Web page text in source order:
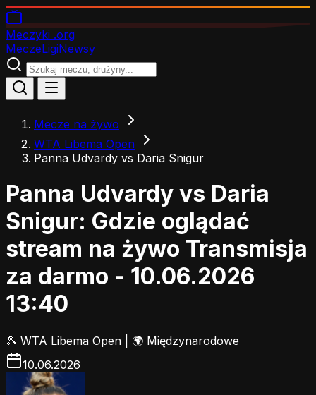
Meczyki .org
MeczeLigiNewsy
Mecze na żywo
WTA Libema Open
Panna Udvardy vs Daria Snigur
Panna Udvardy vs Daria
Snigur: Gdzie oglądać
stream na żywo Transmisja
za darmo - 10.06.2026
13:40
🎾 WTA Libema Open
🌍 Międzynarodowe
10.06.2026